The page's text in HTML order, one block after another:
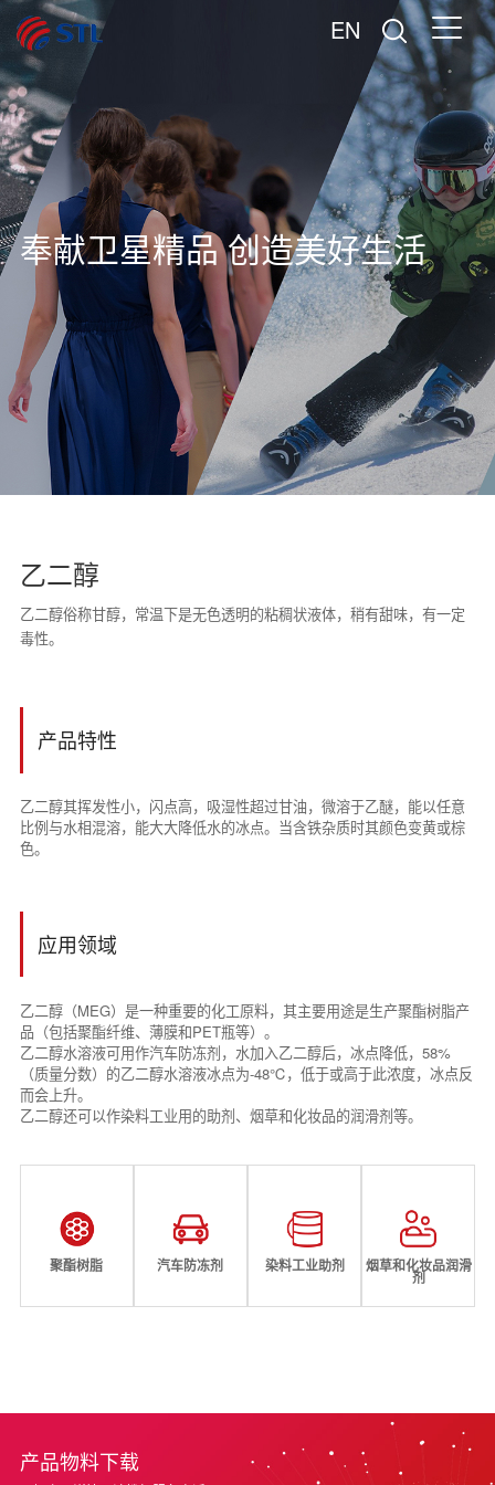
EN
奉献卫星精品 创造美好生活
乙二醇
乙二醇俗称甘醇，常温下是无色透明的粘稠状液体，稍有甜味，有一定
毒性。
产品特性
乙二醇其挥发性小，闪点高，吸湿性超过甘油，微溶于乙醚，能以任意
比例与水相混溶，能大大降低水的冰点。当含铁杂质时其颜色变黄或棕
色。
应用领域
乙二醇（MEG）是一种重要的化工原料，其主要用途是生产聚酯树脂产
品（包括聚酯纤维、薄膜和PET瓶等）。
乙二醇水溶液可用作汽车防冻剂，水加入乙二醇后，冰点降低，58%
（质量分数）的乙二醇水溶液冰点为-48℃，低于或高于此浓度，冰点反
而会上升。
乙二醇还可以作染料工业用的助剂、烟草和化妆品的润滑剂等。
聚酯树脂 汽车防冻剂 染料工业助剂 烟草和化妆品润滑
剂
产品物料下载